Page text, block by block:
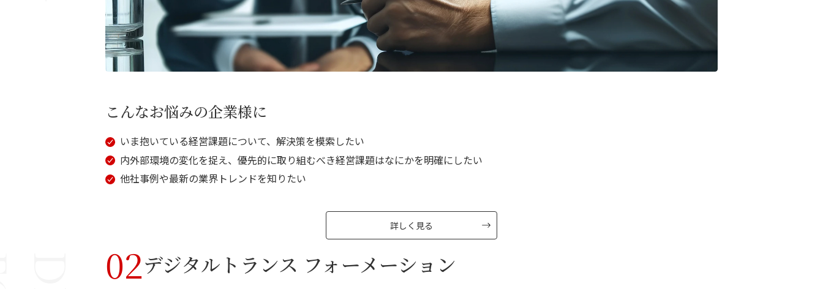
こんなお悩みの企業様に
いま抱いている経営課題について、解決策を模索したい
内外部環境の変化を捉え、優先的に取り組むべき経営課題はなにかを明確にしたい
他社事例や最新の業界トレンドを知りたい
詳しく見る
02デジタルトランス フォーメーション